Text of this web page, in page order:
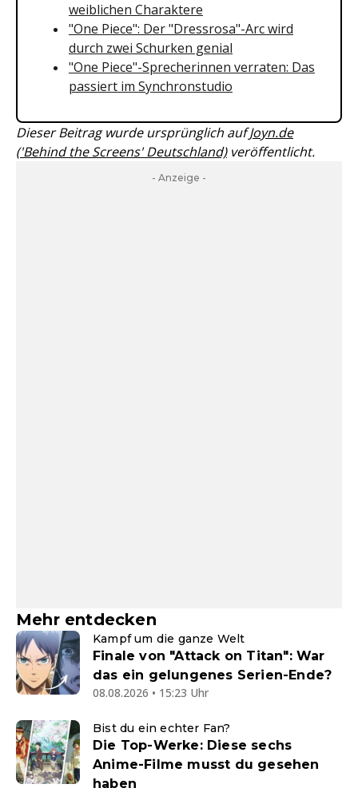
weiblichen Charaktere
"One Piece": Der "Dressrosa"-Arc wird
durch zwei Schurken genial
"One Piece"-Sprecherinnen verraten: Das
passiert im Synchronstudio
Dieser Beitrag wurde ursprünglich aufJoyn.de
('Behind the Screens' Deutschland)veröffentlicht.
- Anzeige -
Mehr entdecken
Kampf um die ganze Welt
Finale von "Attack on Titan": War
das ein gelungenes Serien-Ende?
08.08.2026 • 15:23 Uhr
Bist du ein echter Fan?
Die Top-Werke: Diese sechs
Anime-Filme musst du gesehen
haben